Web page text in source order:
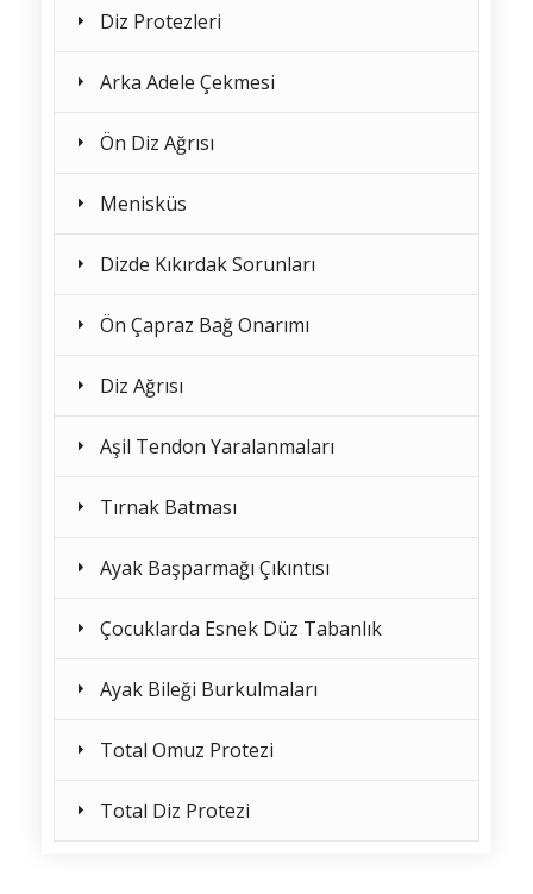
Diz Protezleri
Arka Adele Çekmesi
Ön Diz Ağrısı
Menisküs
Dizde Kıkırdak Sorunları
Ön Çapraz Bağ Onarımı
Diz Ağrısı
Aşil Tendon Yaralanmaları
Tırnak Batması
Ayak Başparmağı Çıkıntısı
Çocuklarda Esnek Düz Tabanlık
Ayak Bileği Burkulmaları
Total Omuz Protezi
Total Diz Protezi